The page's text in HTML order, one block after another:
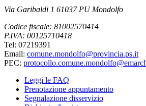
Via Garibaldi 1 61037 PU Mondolfo
Codice fiscale: 81002570414
P.IVA: 00125710418
Tel: 07219391
Email: comune.mondolfo@provincia.ps.it
PEC:
Leggi le FAQ
Prenotazione appuntamento
Segnalazione disservizio